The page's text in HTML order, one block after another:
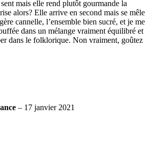
mais elle rend plutôt gourmande la
alors? Elle arrive en second mais se mêle
cannelle, l’ensemble bien sucré, et je me
dans un mélange vraiment équilibré et
dans le folklorique. Non vraiment, goûtez
– 17 janvier 2021